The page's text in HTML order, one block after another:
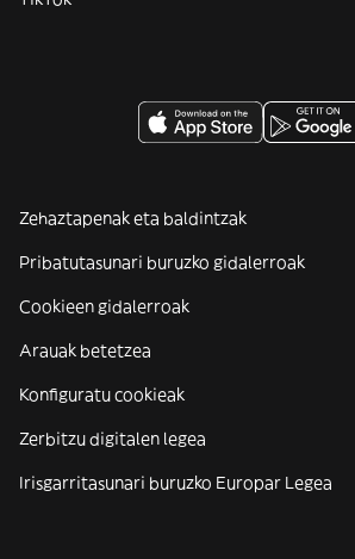
Zehaztapenak eta baldintzak
Pribatutasunari buruzko gidalerroak
Cookieen gidalerroak
Arauak betetzea
Konfiguratu cookieak
Zerbitzu digitalen legea
Irisgarritasunari buruzko Europar Legea